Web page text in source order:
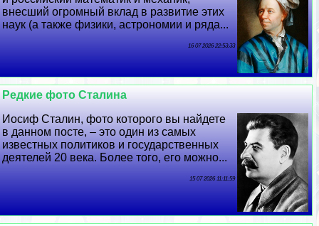
внесший огромный вклад в развитие этих
наук (а также физики, астрономии и ряда...
16 07 2026 22:53:33
Редкие фото Сталина
Иосиф Сталин, фото которого вы найдете
в данном посте, – это один из самых
известных политиков и государственных
деятелей 20 века. Более того, его можно...
15 07 2026 11:11:59